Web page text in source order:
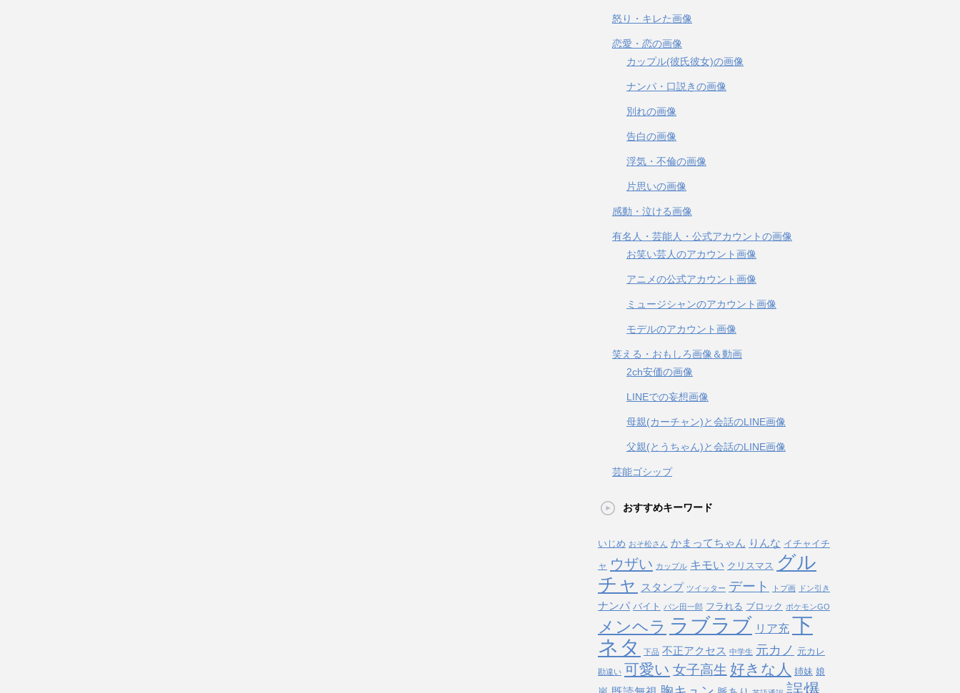
怒り・キレた画像
恋愛・恋の画像
カップル(彼氏彼女)の画像
ナンパ・口説きの画像
別れの画像
告白の画像
浮気・不倫の画像
片思いの画像
感動・泣ける画像
有名人・芸能人・公式アカウントの画像
お笑い芸人のアカウント画像
アニメの公式アカウント画像
ミュージシャンのアカウント画像
モデルのアカウント画像
笑える・おもしろ画像＆動画
2ch安価の画像
LINEでの妄想画像
母親(カーチャン)と会話のLINE画像
父親(とうちゃん)と会話のLINE画像
芸能ゴシップ
おすすめキーワード
いじめ おそ松さん かまってちゃん りんな イチャイチ
ャ ウザい カップル キモい クリスマス グル
チャ
スタンプ ツイッター デート トプ画 ドン引き
ナンパ バイト パン田一郎 フラれる ブロック ポケモンGO
メンヘラ ラブラブ リア充 下
ネタ
下品 不正アクセス 中学生 元カノ 元カレ
勘違い 可愛い 女子高生 好きな人 姉妹 娘